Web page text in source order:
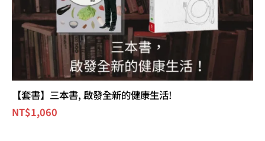
【套書】三本書, 啟發全新的健康生活!
NT$1,060